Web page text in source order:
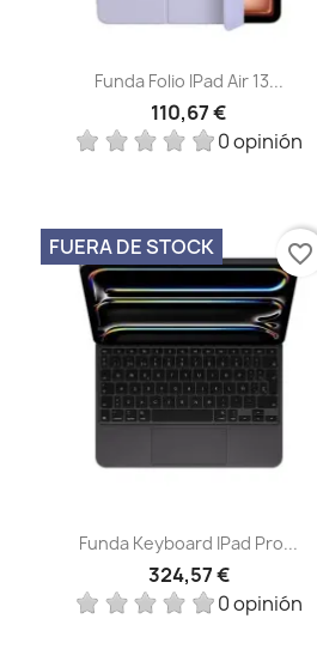
Vista rápida
Funda Folio IPad Air 13...
110,67 €
0 opinión
Vista rápida
Funda Keyboard IPad Pro...
324,57 €
0 opinión
FUERA DE STOCK favorite_border